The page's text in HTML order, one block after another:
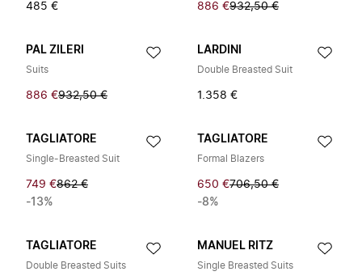
485 € 886 €932,50 €
PAL ZILERI
Suits
886 €932,50 €
LARDINI
Double Breasted Suit
1.358 €
TAGLIATORE
Single-Breasted Suit
749 €862 €
-13%
TAGLIATORE
Formal Blazers
650 €706,50 €
-8%
TAGLIATORE
Double Breasted Suits
MANUEL RITZ
Single Breasted Suits